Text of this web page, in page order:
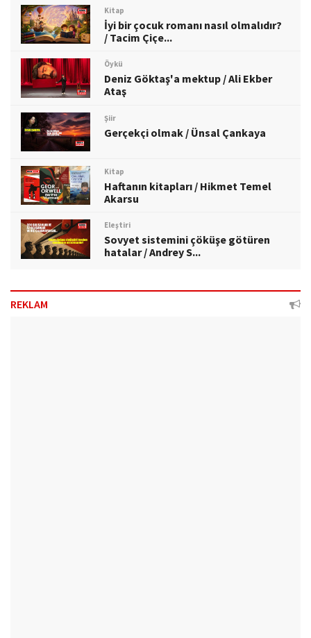
Kitap
İyi bir çocuk romanı nasıl olmalıdır?
/ Tacim Çiçe...
Öykü
Deniz Göktaş'a mektup / Ali Ekber
Ataş
Şiir
Gerçekçi olmak / Ünsal Çankaya
Kitap
Haftanın kitapları / Hikmet Temel
Akarsu
Eleştiri
Sovyet sistemini çöküşe götüren
hatalar / Andrey S...
REKLAM